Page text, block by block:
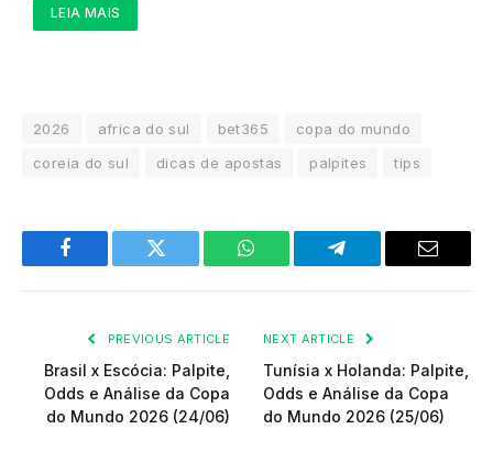
LEIA MAIS
2026 africa do sul bet365
copa do mundo
coreia do sul
dicas de apostas palpites tips
Facebook Twitter WhatsApp Telegram Email
PREVIOUS ARTICLE
Brasil x Escócia: Palpite,
Odds e Análise da Copa
do Mundo 2026 (24/06)
NEXT ARTICLE
Tunísia x Holanda: Palpite,
Odds e Análise da Copa
do Mundo 2026 (25/06)